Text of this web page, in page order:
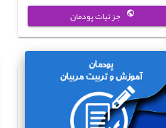
جزئیات پودمان